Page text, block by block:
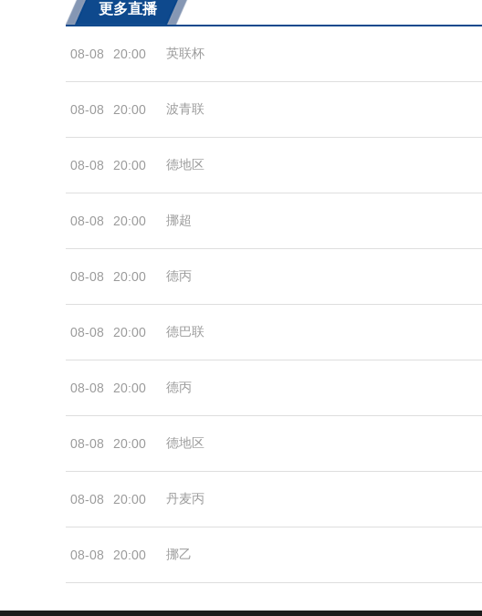
更多直播
08-08 20:00 英联杯
08-08 20:00 波青联
08-08 20:00 德地区
08-08 20:00 挪超
08-08 20:00 德丙
08-08 20:00 德巴联
08-08 20:00 德丙
08-08 20:00 德地区
08-08 20:00 丹麦丙
08-08 20:00 挪乙